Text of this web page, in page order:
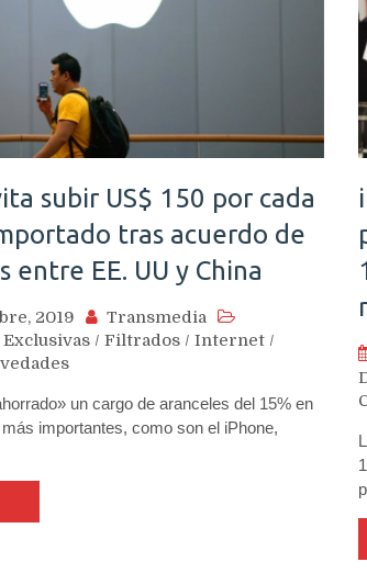
subir US$ 150 por cada
tras acuerdo de
entre EE. UU y China
2019
Transmedia
Exclusivas / Filtrados / Internet /
un cargo de aranceles del 15% en
importantes, como son el iPhone,